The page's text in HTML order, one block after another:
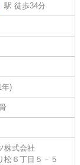
駅 徒歩34分
年)
株式会社
松６丁目５－５